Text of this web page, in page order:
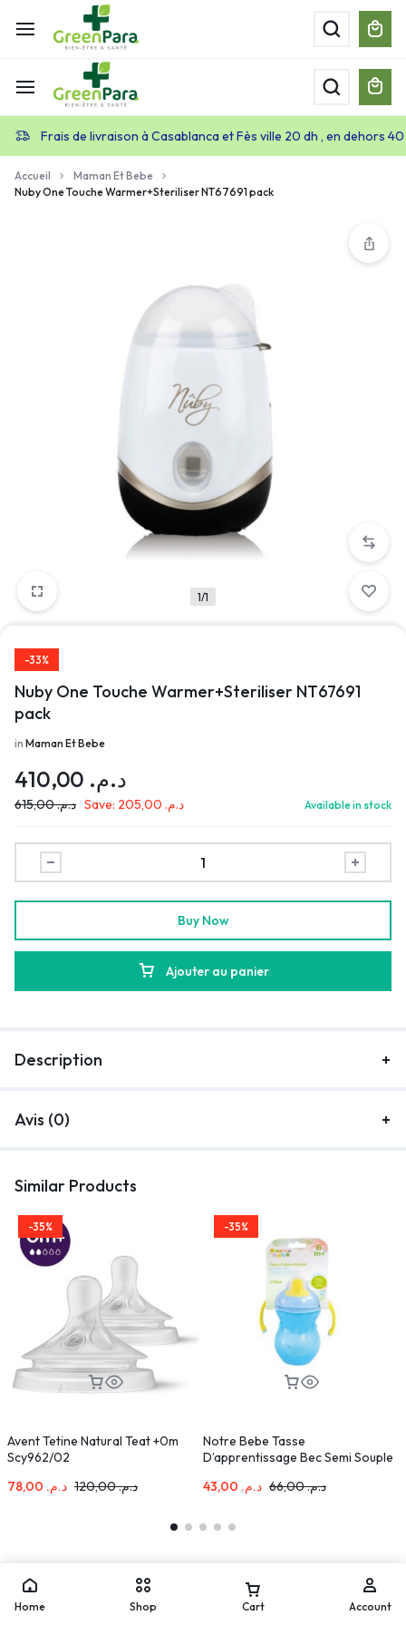
Frais de livraison à Casablanca et Fès ville 20 dh , en dehors
Accueil
Maman Et Bebe
Nuby One Touche Warmer+Steriliser NT67691 pack
1/1
-33%
Nuby One Touche Warmer+Steriliser NT67691
pack
in Maman Et Bebe
د.م.
د.م.615,00 Save: د.م. Available in stock
Ajouter au panier
Buy Now
Description
Avis (0)
Similar Products
-35%
Avent Tetine Natural Teat +0m
Scy962/02
د.م.
د.م.120,00
-35%
Notre Bebe Tasse
D’apprentissage Bec Semi Souple
د.م. د.م.66,00
Home Shop Cart Account